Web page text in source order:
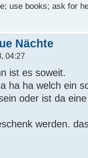
use books; ask for
Nächte
04:27
ist es soweit.
ha ha welch ein
oder ist da
werden.